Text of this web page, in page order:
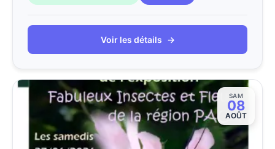
Voir les détails →
SAM
08
AOÛT